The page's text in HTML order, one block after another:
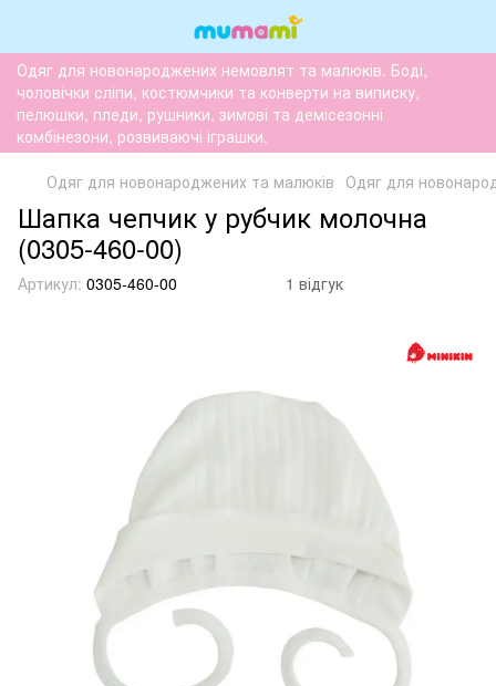
Одяг для новонароджених немовлят та малюків. Боді,
чоловічки сліпи, костюмчики та конверти на виписку,
пелюшки, пледи, рушники, зимові та демісезонні
комбінезони, розвиваючі іграшки.
Одяг для новонароджених та малюків Одяг для
Шапка чепчик у рубчик молочна
(0305-460-00)
Артикул: 0305-460-00 1 відгук